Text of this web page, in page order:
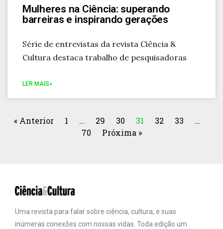
Mulheres na Ciência: superando
barreiras e inspirando gerações
Série de entrevistas da revista Ciência &
Cultura destaca trabalho de pesquisadoras
LER MAIS»
« Anterior 1 … 29 30 31 32 33
…
70
Próxima »
Uma revista para falar sobre ciência, cultura, e suas
inúmeras conexões com nossas vidas. Toda edição um